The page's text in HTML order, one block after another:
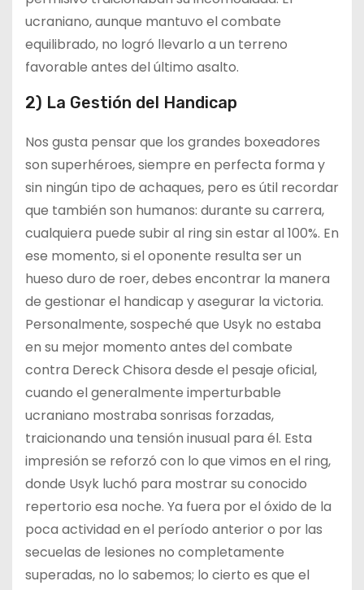
ucraniano, aunque mantuvo el combate
equilibrado, no logró llevarlo a un terreno
favorable antes del último asalto.
2) La Gestión del Handicap
Nos gusta pensar que los grandes boxeadores
son superhéroes, siempre en perfecta forma y
sin ningún tipo de achaques, pero es útil recordar
que también son humanos: durante su carrera,
cualquiera puede subir al ring sin estar al 100%. En
ese momento, si el oponente resulta ser un
hueso duro de roer, debes encontrar la manera
de gestionar el handicap y asegurar la victoria.
Personalmente, sospeché que Usyk no estaba
en su mejor momento antes del combate
contra Dereck Chisora desde el pesaje oficial,
cuando el generalmente imperturbable
ucraniano mostraba sonrisas forzadas,
traicionando una tensión inusual para él. Esta
impresión se reforzó con lo que vimos en el ring,
donde Usyk luchó para mostrar su conocido
repertorio esa noche. Ya fuera por el óxido de la
poca actividad en el período anterior o por las
secuelas de lesiones no completamente
superadas, no lo sabemos; lo cierto es que el